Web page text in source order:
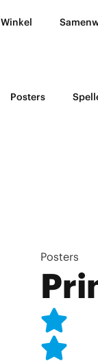
Winkel
Posters
Posters